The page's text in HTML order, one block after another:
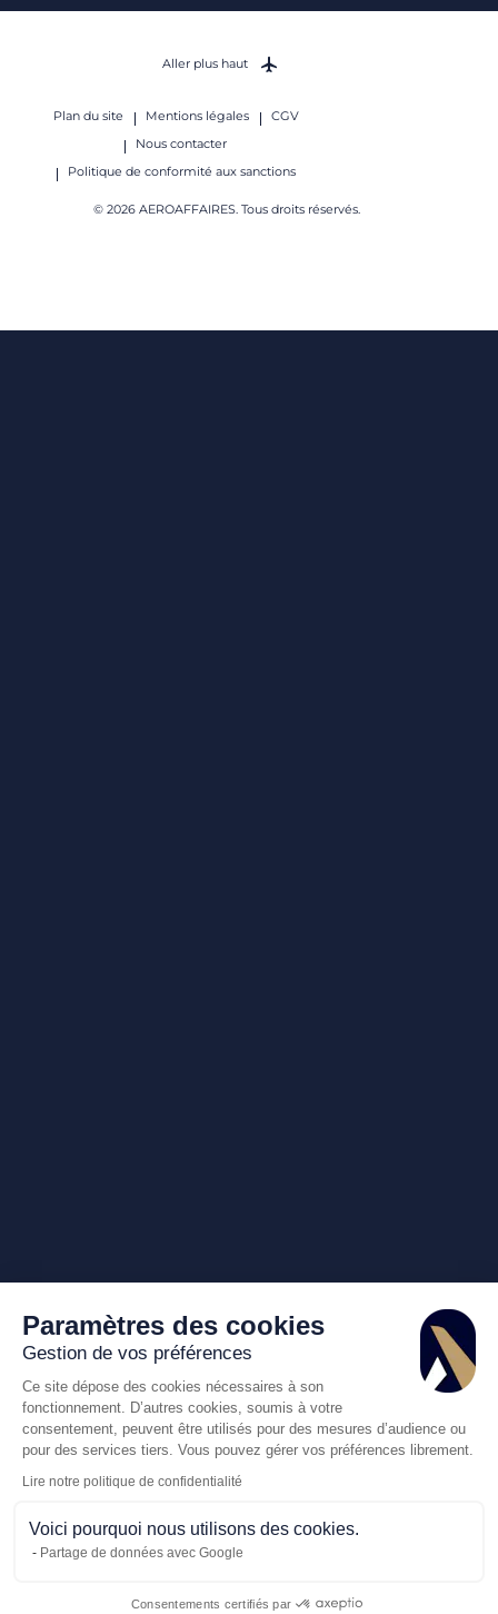
Plan du site Mentions légales
CGV
Nous contacter
Politique de conformité aux sanctions
© 2026 AEROAFFAIRES. Tous droits réservés.
Aller plus haut
Paramètres des cookies
Gestion de vos préférences
Ce site dépose des cookies nécessaires à son
fonctionnement. D’autres cookies, soumis à votre
consentement, peuvent être utilisés pour des mesures d’audience ou
pour des services tiers. Vous pouvez gérer vos préférences librement.
Lire notre politique de confidentialité
Voici pourquoi nous utilisons des cookies.
Partage de données avec Google
Consentements certifiés par